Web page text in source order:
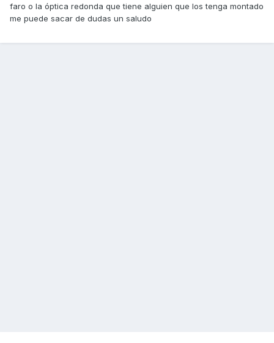
faro o la óptica redonda que tiene alguien que los tenga montado
me puede sacar de dudas un saludo